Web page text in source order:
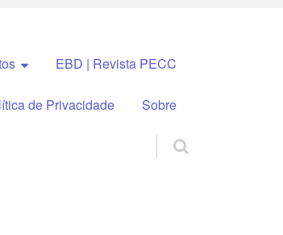
EBD | Revista PECC
de Privacidade Sobre